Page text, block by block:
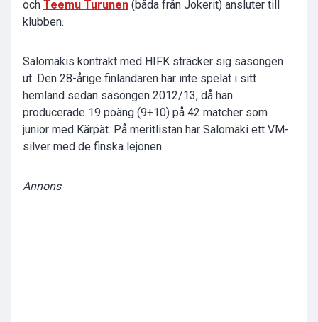
och Teemu Turunen (båda från Jokerit) ansluter till
klubben.
Salomäkis kontrakt med HIFK sträcker sig säsongen
ut. Den 28-årige finländaren har inte spelat i sitt
hemland sedan säsongen 2012/13, då han
producerade 19 poäng (9+10) på 42 matcher som
junior med Kärpät. På meritlistan har Salomäki ett VM-
silver med de finska lejonen.
Annons